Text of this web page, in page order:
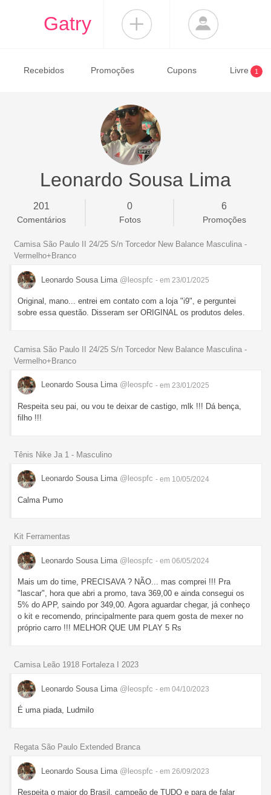
Gatry
Recebidos Promoções Cupons Livre 1
Leonardo Sousa Lima
201
Comentários
0
Fotos
6
Promoções
Camisa São Paulo II 24/25 S/n Torcedor New Balance Masculina -
Vermelho+Branco
Leonardo Sousa Lima @leospfc - em 23/01/2025
Original, mano... entrei em contato com a loja "i9", e perguntei
sobre essa questão. Disseram ser ORIGINAL os produtos deles.
Camisa São Paulo II 24/25 S/n Torcedor New Balance Masculina -
Vermelho+Branco
Leonardo Sousa Lima @leospfc - em 23/01/2025
Respeita seu pai, ou vou te deixar de castigo, mlk !!! Dá bença,
filho !!!
Tênis Nike Ja 1 - Masculino
Leonardo Sousa Lima @leospfc - em 10/05/2024
Calma Pumo
Kit Ferramentas
Leonardo Sousa Lima @leospfc - em 06/05/2024
Mais um do time, PRECISAVA ? NÃO... mas comprei !!! Pra
"lascar", hora que abri a promo, tava 369,00 e ainda consegui os
5% do APP, saindo por 349,00. Agora aguardar chegar, já conheço
o kit e recomendo, principalmente para quem gosta de mexer no
próprio carro !!! MELHOR QUE UM PLAY 5 Rs
Camisa Leão 1918 Fortaleza I 2023
Leonardo Sousa Lima @leospfc - em 04/10/2023
É uma piada, Ludmilo
Regata São Paulo Extended Branca
Leonardo Sousa Lima @leospfc - em 26/09/2023
Respeita o maior do Brasil, campeão de TUDO e para de falar